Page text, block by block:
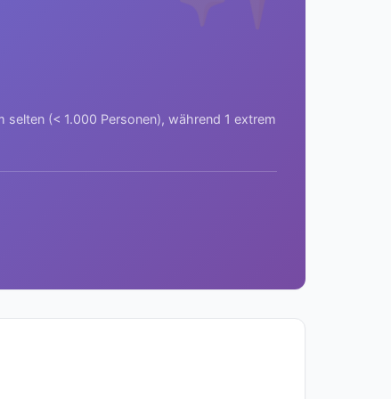
(< 1.000 Personen), während 1 extrem